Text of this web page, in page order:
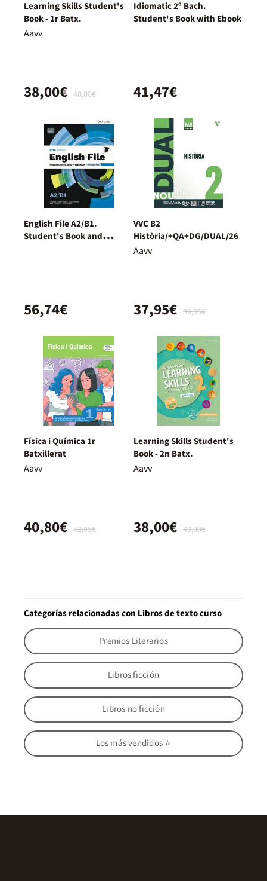
Learning Skills Student's
Book - 1r Batx.
Aavv
40,00€
38,00€
Idiomatic 2º Bach.
Student's Book with Ebook
41,47€
English File A2/B1.
Student's Book and
56,74€
VVC B2
Història/+QA+DG/DUAL/26
Aavv
39,95€
37,95€
Física i Química 1r
Batxillerat
Aavv
42,95€
40,80€
Learning Skills Student's
Book - 2n Batx.
Aavv
40,00€
38,00€
Categorías relacionadas con Libros de texto curso
Premios Literarios
Libros ficción
Libros no ficción
Los más vendidos ⭐